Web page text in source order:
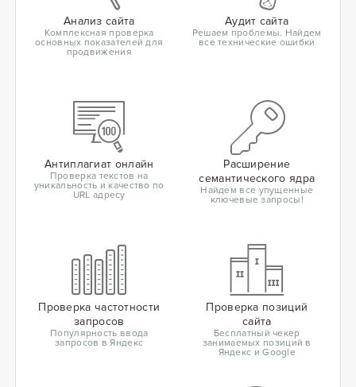
Анализ сайта
Комплексная проверка
основных показателей для
продвижения
Аудит сайта
Решаем проблемы. Найдем
все технические ошибки
Антиплагиат онлайн
Проверка текстов на
уникальность и качество по
URL адресу
Расширение
семантического ядра
Найдем все упущенные
ключевые запросы!
Проверка частотности
запросов
Популярность ввода
запросов в Яндекс
Проверка позиций
сайта
Бесплатный чекер
занимаемых позиций в
Яндекс и Google